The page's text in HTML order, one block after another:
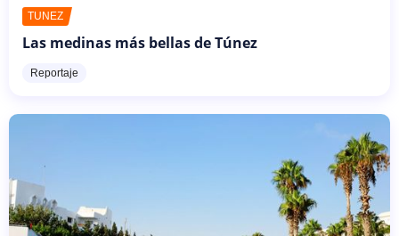
TÚNEZ
Las medinas más bellas de Túnez
Reportaje